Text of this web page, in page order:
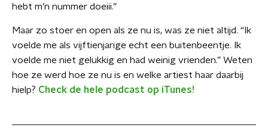
hebt m’n nummer doeiii.”
Maar zo stoer en open als ze nu is, was ze niet altijd. “Ik
voelde me als vijftienjarige echt een buitenbeentje. Ik
voelde me niet gelukkig en had weinig vrienden.” Weten
hoe ze werd hoe ze nu is en welke artiest haar daarbij
hielp? Check de hele podcast op iTunes!